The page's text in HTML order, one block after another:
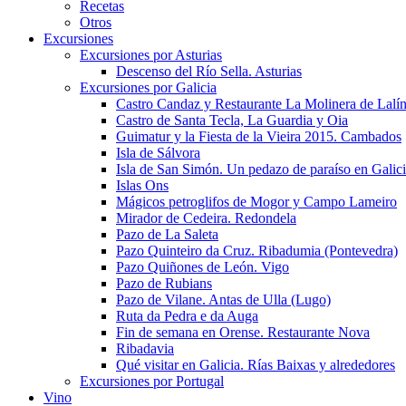
Recetas
Otros
Excursiones
Excursiones por Asturias
Descenso del Río Sella. Asturias
Excursiones por Galicia
Castro Candaz y Restaurante La Molinera de Lalín
Castro de Santa Tecla, La Guardia y Oia
Guimatur y la Fiesta de la Vieira 2015. Cambados
Isla de Sálvora
Isla de San Simón. Un pedazo de paraíso en
Islas Ons
Mágicos petroglifos de Mogor y Campo Lameiro
Mirador de Cedeira. Redondela
Pazo de La Saleta
Pazo Quinteiro da Cruz. Ribadumia (Pontevedra)
Pazo Quiñones de León. Vigo
Pazo de Rubians
Pazo de Vilane. Antas de Ulla (Lugo)
Ruta da Pedra e da Auga
Fin de semana en Orense. Restaurante Nova
Ribadavia
Qué visitar en Galicia. Rías Baixas y alrededores
Excursiones por Portugal
Vino